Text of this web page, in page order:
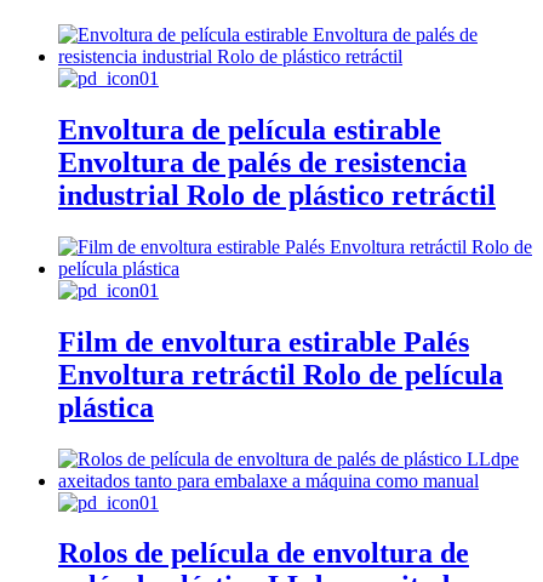
Envoltura de película estirable
Envoltura de palés de resistencia
industrial Rolo de plástico retráctil
Film de envoltura estirable Palés
Envoltura retráctil Rolo de película
plástica
Rolos de película de envoltura de